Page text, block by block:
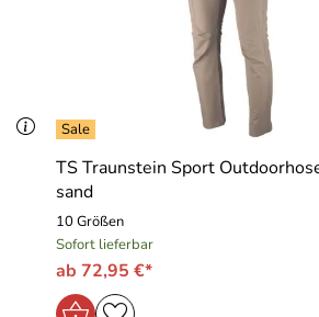
TS Traunstein Sport
sand
10 Größen
Sofort lieferbar
ab 72,95 €*